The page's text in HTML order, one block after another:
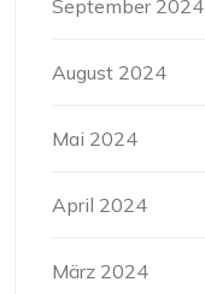
September 2024
August 2024
Mai 2024
April 2024
März 2024